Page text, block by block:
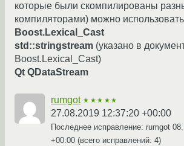
которые были скомпилированы
компиляторами) можно
Boost.Lexical_Cast
std::stringstream (указано в
Boost.Lexical_Cast)
Qt QDataStream
rumgot ★★★★★
27.08.2019 12:37:20 +00:00
Последнее исправление: rumgot
+00:00 (всего исправлений: 4)